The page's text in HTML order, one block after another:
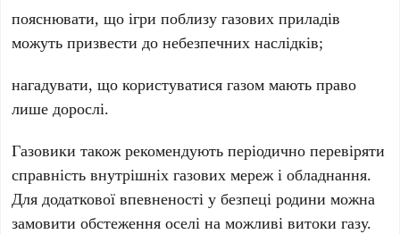
пояснювати, що ігри поблизу газових приладів
можуть призвести до небезпечних наслідків;
нагадувати, що користуватися газом мають право
лише дорослі.
Газовики також рекомендують періодично перевіряти
справність внутрішніх газових мереж і обладнання.
Для додаткової впевненості у безпеці родини можна
замовити обстеження оселі на можливі витоки газу.